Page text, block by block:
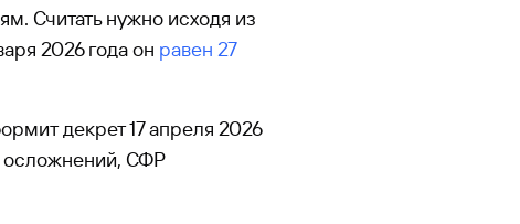
Считать нужно исходя из
2026 года он равен 27
декрет 17 апреля 2026
осложнений, СФР